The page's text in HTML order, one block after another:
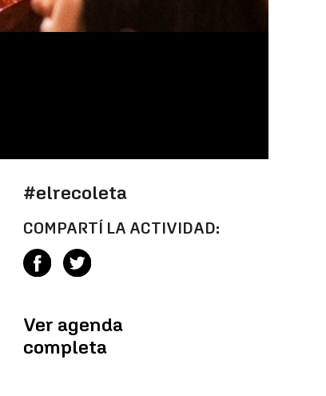
#elrecoleta
COMPARTÍ LA ACTIVIDAD:
Ver agenda
completa